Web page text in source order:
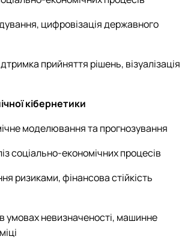
цифровізація державного
прийняття рішень, візуалізація
кібернетики
моделювання та прогнозування
соціально-економічних процесів
ризиками, фінансова стійкість
умовах невизначеності, машинне